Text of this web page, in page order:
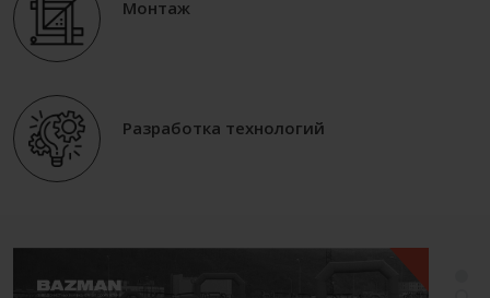
Монтаж
Разработка технологий